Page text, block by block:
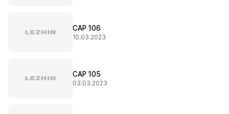
CAP 106
10.03.2023
CAP 105
03.03.2023